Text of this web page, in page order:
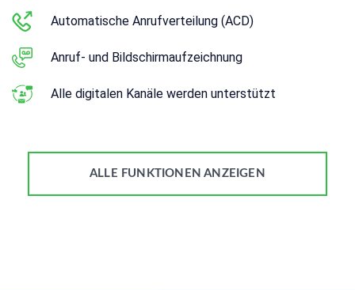
Automatische Anrufverteilung (ACD)
Anruf- und Bildschirmaufzeichnung
Alle digitalen Kanäle werden unterstützt
ALLE FUNKTIONEN ANZEIGEN